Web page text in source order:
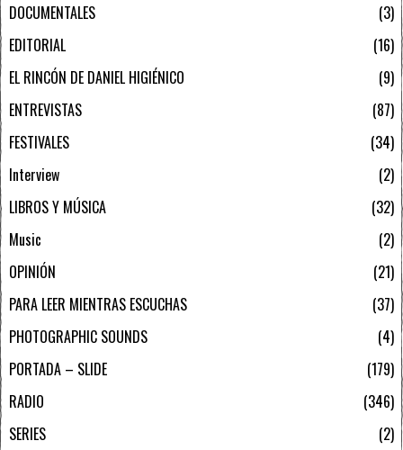
DOCUMENTALES
3
EDITORIAL
16
EL RINCÓN DE DANIEL HIGIÉNICO
9
ENTREVISTAS
87
FESTIVALES
34
Interview
2
LIBROS Y MÚSICA
32
Music
2
OPINIÓN
21
PARA LEER MIENTRAS ESCUCHAS
37
PHOTOGRAPHIC SOUNDS
4
PORTADA – SLIDE
179
RADIO
346
SERIES
2